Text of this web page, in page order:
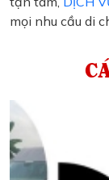
mọi nhu cầu di